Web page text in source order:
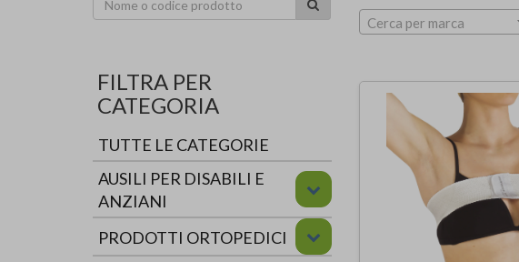
FILTRA PER
CATEGORIA
TUTTE LE CATEGORIE
AUSILI PER DISABILI E
ANZIANI
PRODOTTI ORTOPEDICI
Cerca per marca